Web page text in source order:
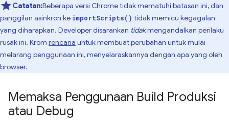
Catatan:Beberapa versi Chrome tidak mematuhi batasan ini, dan
panggilan asinkron ke importScripts() tidak memicu kegagalan
yang diharapkan. Developer disarankan tidakmengandalkan perilaku
rusak ini. Krom rencana untuk membuat perubahan untuk mulai
melarang penggunaan ini, menyelaraskannya dengan apa yang oleh
browser.
Memaksa Penggunaan Build Produksi
atau Debug